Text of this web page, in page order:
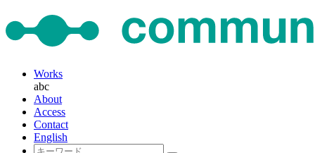
Works
abc
About
Access
Contact
English